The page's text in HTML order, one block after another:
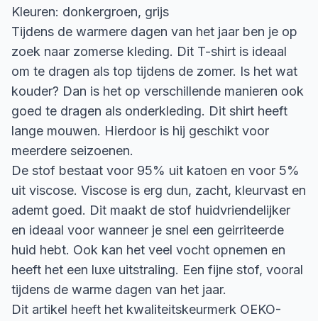
Kleuren: donkergroen, grijs
Tijdens de warmere dagen van het jaar ben je op
zoek naar zomerse kleding. Dit T-shirt is ideaal
om te dragen als top tijdens de zomer. Is het wat
kouder? Dan is het op verschillende manieren ook
goed te dragen als onderkleding. Dit shirt heeft
lange mouwen. Hierdoor is hij geschikt voor
meerdere seizoenen.
De stof bestaat voor 95% uit katoen en voor 5%
uit viscose. Viscose is erg dun, zacht, kleurvast en
ademt goed. Dit maakt de stof huidvriendelijker
en ideaal voor wanneer je snel een geirriteerde
huid hebt. Ook kan het veel vocht opnemen en
heeft het een luxe uitstraling. Een fijne stof, vooral
tijdens de warme dagen van het jaar.
Dit artikel heeft het kwaliteitskeurmerk OEKO-